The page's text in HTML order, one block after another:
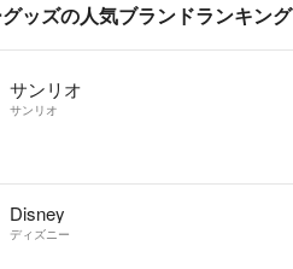
ッズの人気ブランドランキング
サンリオ
サンリオ
Disney
ディズニー